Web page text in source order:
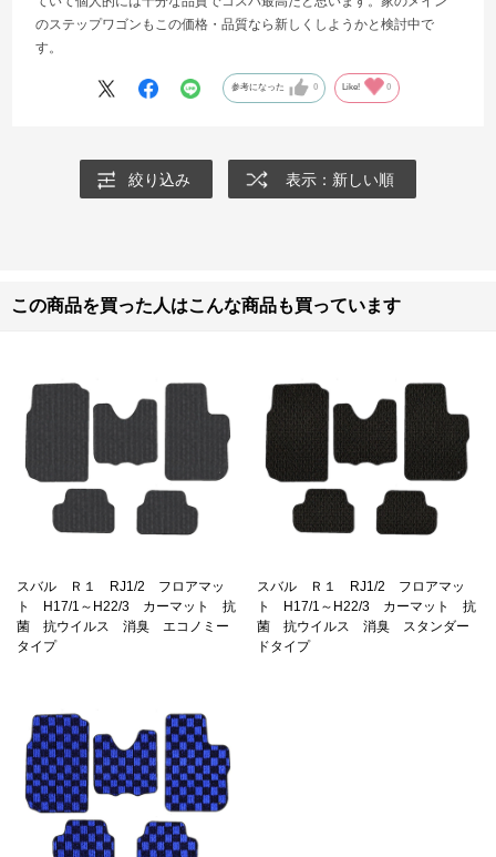
のステップワゴンもこの価格・品質なら新しくしようかと検討中で
す。
参考になった 0 Like! 0
絞り込み 表示：新しい順
この商品を買った人はこんな商品も買っています
スバル Ｒ１ RJ1/2 フロアマッ
ト H17/1～H22/3 カーマット 抗
菌 抗ウイルス 消臭 エコノミー
タイプ
スバル Ｒ１ RJ1/2 フロアマッ
ト H17/1～H22/3 カーマット 抗
菌 抗ウイルス 消臭 スタンダー
ドタイプ